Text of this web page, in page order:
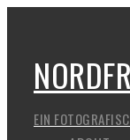
EIN